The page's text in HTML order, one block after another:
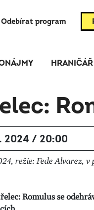
Odebírat program
HRANIČÁŘ
2024 / 20:00
režie: Fede Alvarez,
Romulus se